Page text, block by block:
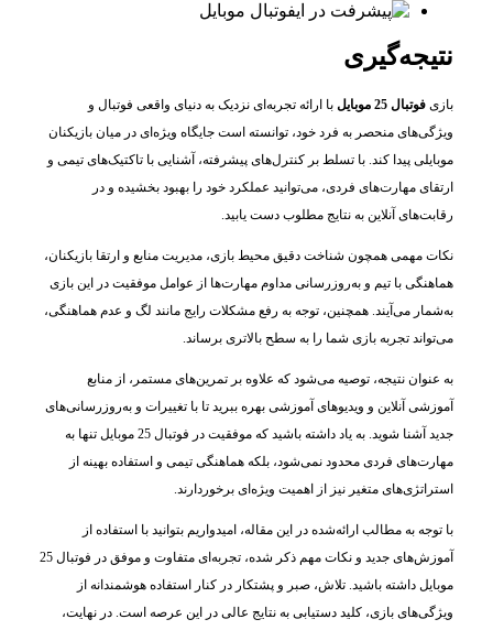
نتیجه‌گیری
بازی فوتبال 25 موبایل
با ارائه تجربه‌ای نزدیک به دنیای واقعی فوتبال و
ویژگی‌های منحصر به فرد خود، توانسته است جایگاه ویژه‌ای در میان بازیکنان
موبایلی پیدا کند. با تسلط بر کنترل‌های پیشرفته، آشنایی با تاکتیک‌های تیمی و
ارتقای مهارت‌های فردی، می‌توانید عملکرد خود را بهبود بخشیده و در
رقابت‌های آنلاین به نتایج مطلوب دست یابید.
نکات مهمی همچون شناخت دقیق محیط بازی، مدیریت منابع و ارتقا بازیکنان،
هماهنگی با تیم و به‌روزرسانی مداوم مهارت‌ها از عوامل موفقیت در این بازی
به‌شمار می‌آیند. همچنین، توجه به رفع مشکلات رایج مانند لگ و عدم هماهنگی،
می‌تواند تجربه بازی شما را به سطح بالاتری برساند.
به عنوان نتیجه، توصیه می‌شود که علاوه بر تمرین‌های مستمر، از منابع
آموزشی آنلاین و ویدیوهای آموزشی بهره ببرید تا با تغییرات و به‌روزرسانی‌های
جدید آشنا شوید. به یاد داشته باشید که موفقیت در فوتبال 25 موبایل تنها به
مهارت‌های فردی محدود نمی‌شود، بلکه هماهنگی تیمی و استفاده بهینه از
استراتژی‌های متغیر نیز از اهمیت ویژه‌ای برخوردارند.
با توجه به مطالب ارائه‌شده در این مقاله، امیدواریم بتوانید با استفاده از
آموزش‌های جدید و نکات مهم ذکر شده، تجربه‌ای متفاوت و موفق در فوتبال 25
موبایل داشته باشید. تلاش، صبر و پشتکار در کنار استفاده هوشمندانه از
ویژگی‌های بازی، کلید دستیابی به نتایج عالی در این عرصه است. در نهایت،